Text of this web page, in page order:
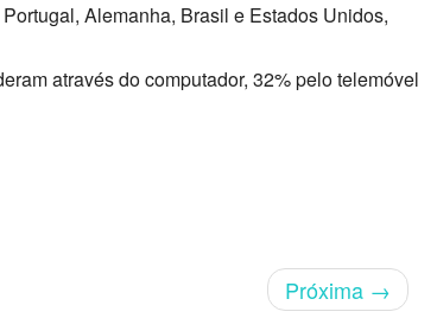
Alemanha, Brasil e Estados Unidos,
através do computador, 32% pelo telemóvel
Próxima →